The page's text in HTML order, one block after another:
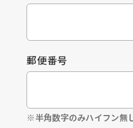
郵便番号
※半角数字のみハイフン